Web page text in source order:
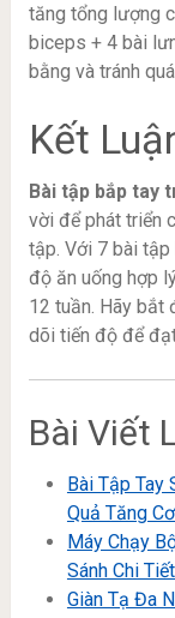
tăng tổng lượng
biceps + 4 bài
bằng và tránh
Kết
Bài tập bắp tay
vời để phát triển
tập. Với 7 bài
độ ăn uống hợp
12 tuần. Hãy bắt
dõi tiến độ để
Bài Viết
Bài Tập Tay
Quả Tăng
Máy Chạy
Sánh Chi
Giàn Tạ Đa